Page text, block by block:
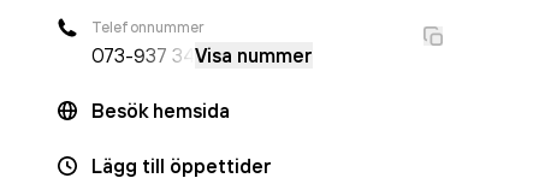
Telefonnummer
073-937 34 Visa nummer
Besök hemsida
Lägg till öppettider